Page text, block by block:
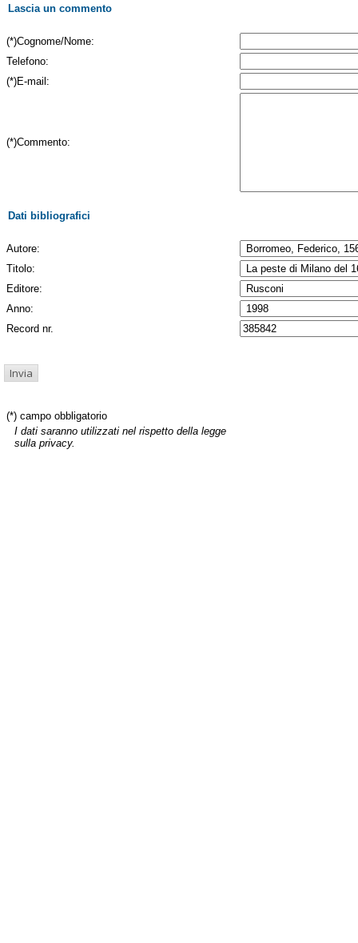
Lascia un commento
(*)Cognome/Nome:
Telefono:
(*)E-mail:
(*)Commento:
Dati bibliografici
Autore:
Titolo:
Editore:
Anno:
Record nr.
(*) campo obbligatorio
I dati saranno utilizzati nel rispetto della legge
sulla privacy.